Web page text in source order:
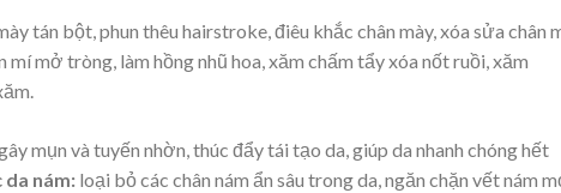
tán bột, phun thêu hairstroke, điêu khắc chân mày, xóa sửa chân
mí mở tròng, làm hồng nhũ hoa, xăm chấm tẩy xóa nốt ruồi, xăm
mụn và tuyến nhờn, thúc đẩy tái tạo da, giúp da nhanh chóng hết
da nám:loại bỏ các chân nám ẩn sâu trong da, ngăn chặn vết nám